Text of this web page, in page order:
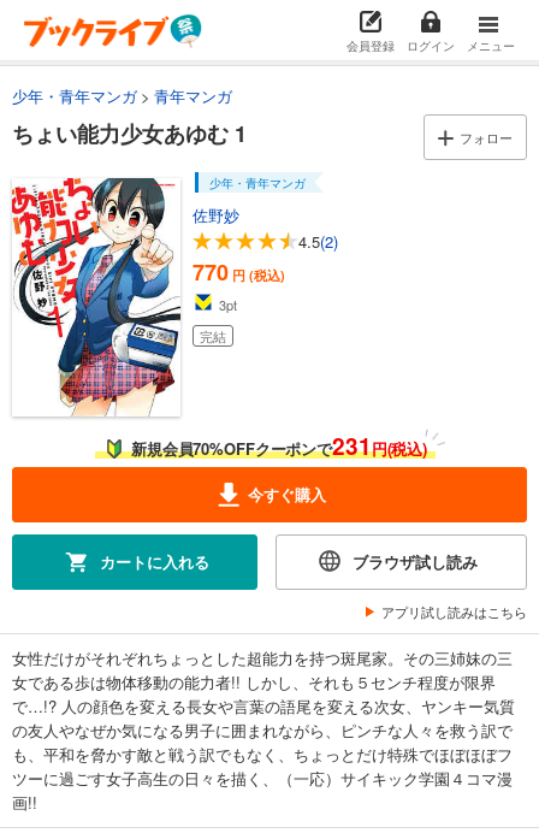
会員登録 ログイン メニュー
少年・青年マンガ 青年マンガ
ちょい能力少女あゆむ 1 フォロー
少年・青年マンガ
佐野妙
4.5(2)
770 円 (税込)
3pt
完結
新規会員70%OFFクーポンで231円(税込)
今すぐ購入
カートに入れる ブラウザ試し読み
アプリ試し読みはこちら
女性だけがそれぞれちょっとした超能力を持つ斑尾家。その三姉妹の三
女である歩は物体移動の能力者!! しかし、それも５センチ程度が限界
で…!? 人の顔色を変える長女や言葉の語尾を変える次女、ヤンキー気質
の友人やなぜか気になる男子に囲まれながら、ピンチな人々を救う訳で
も、平和を脅かす敵と戦う訳でもなく、ちょっとだけ特殊でほぼほぼフ
ツーに過ごす女子高生の日々を描く、（一応）サイキック学園４コマ漫
画!!